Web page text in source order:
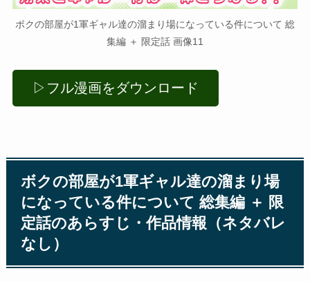
ボクの部屋が1軍ギャル達の溜まり場になっている件について 総
集編 ＋ 限定話 画像11
▷フル漫画をダウンロード
ボクの部屋が1軍ギャル達の溜まり場
になっている件について 総集編 ＋ 限
定話のあらすじ・作品情報（ネタバレ
なし）